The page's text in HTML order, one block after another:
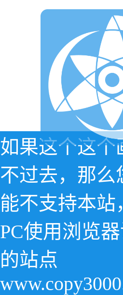
如果这个这个
不过去，那么
能不支持本站
PC使用浏览
的站点